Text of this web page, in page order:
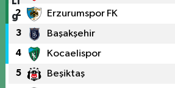
2 Erzurumspor FK
3 Başakşehir
4 Kocaelispor
5 Beşiktaş